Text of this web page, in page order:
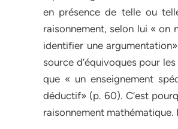
en présence de telle ou
raisonnement, selon lui « on
identifier une
source d’équivoques pour
que « un enseignement
déductif» (p. 60). C’est
raisonnement mathématique.